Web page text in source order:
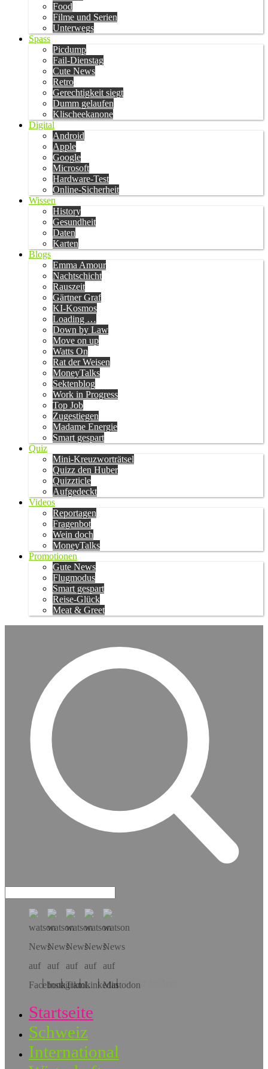
Food
Filme und Serien
Unterwegs
Spass
Picdump
Fail-Dienstag
Cute News
Retro
Gerechtigkeit siegt
Dumm gelaufen
Klischeekanone
Digital
Android
Apple
Google
Microsoft
Hardware-Test
Online-Sicherheit
Wissen
History
Gesundheit
Daten
Karten
Blogs
Emma Amour
Nachtschicht
Rauszeit
Gärtner Graf
KI-Kosmos
Loading …
Down by Law
Move on up
Watts On
Rat der Weisen
MoneyTalks
Sektenblog
Work in Progress
Top Job
Zugestiegen
Madame Energie
Smart gespart
Quiz
Mini-Kreuzworträtsel
Quizz den Huber
Quizzticle
Aufgedeckt
Videos
Reportagen
Fragenbot
Wein doch
MoneyTalks
Promotionen
Gute News
Flugmodus
Smart gespart
Reise-Glück
Meat & Greet
Hol dir die App!
Startseite
Schweiz
International